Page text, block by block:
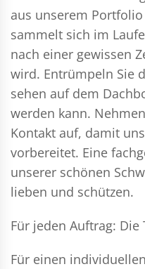
aus unserem
sammelt sich im
nach einer gewissen
wird. Entrümpeln Sie
sehen auf dem
werden kann.
Kontakt auf, damit
vorbereitet. Eine
unserer schönen
lieben und schützen.
Für jeden Auftrag: Die
Für einen